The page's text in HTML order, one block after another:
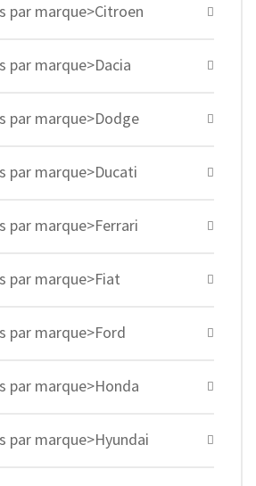
par marque>Citroen
par marque>Dacia
par marque>Dodge
par marque>Ducati
par marque>Ferrari
par marque>Fiat
par marque>Ford
par marque>Honda
par marque>Hyundai